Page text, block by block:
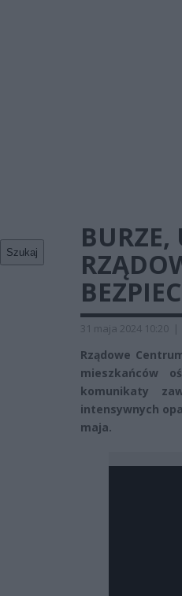
Szukaj
31 maja 2024 10:20 |
Rządowe
mieszkańców
komunikaty
intensywnych
maja.